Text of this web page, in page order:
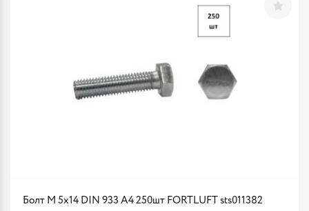
Болт М 5х14 DIN 933 A4 250шт FORTLUFT sts011382